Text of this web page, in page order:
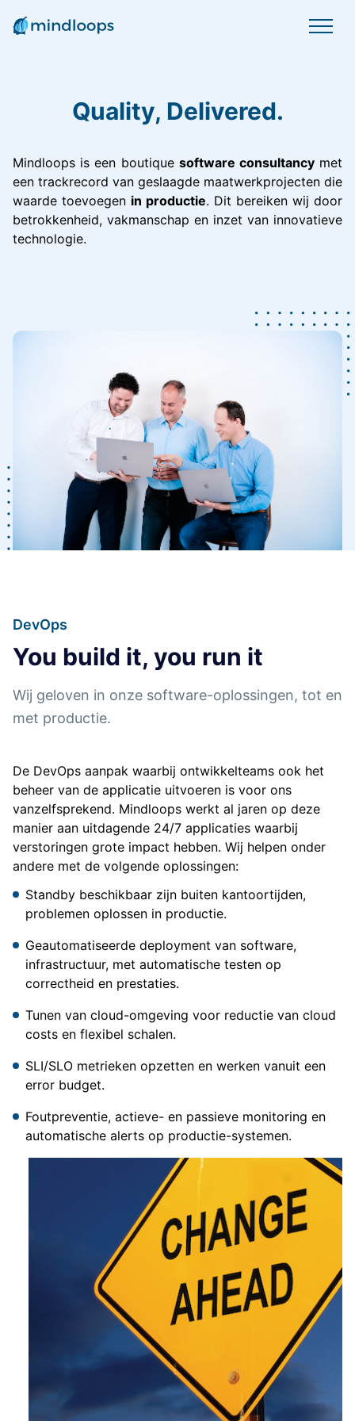
Quality, Delivered.
Mindloops is een boutique software consultancymet
een trackrecord van geslaagde maatwerkprojecten die
waarde toevoegen in productie. Dit bereiken wij door
betrokkenheid, vakmanschap en inzet van innovatieve
technologie.
DevOps
You build it, you run it
Wij geloven in onze software-oplossingen, tot en
met productie.
De DevOps aanpak waarbij ontwikkelteams ook het
beheer van de applicatie uitvoeren is voor ons
vanzelfsprekend. Mindloops werkt al jaren op deze
manier aan uitdagende 24/7 applicaties waarbij
verstoringen grote impact hebben. Wij helpen onder
andere met de volgende oplossingen:
Standby beschikbaar zijn buiten kantoortijden,
problemen oplossen in productie.
Geautomatiseerde deployment van software,
infrastructuur, met automatische testen op
correctheid en prestaties.
Tunen van cloud-omgeving voor reductie van cloud
costs en flexibel schalen.
SLI/SLO metrieken opzetten en werken vanuit een
error budget.
Foutpreventie, actieve- en passieve monitoring en
automatische alerts op productie-systemen.